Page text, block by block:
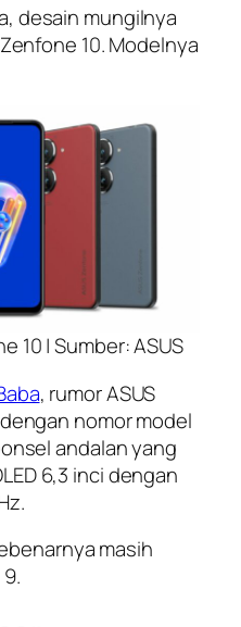
desain mungilnya
10. Modelnya
10 | Sumber: ASUS
, rumor ASUS
nomor model
andalan yang
6,3 inci dengan
masih